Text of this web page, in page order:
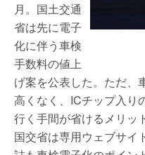
月。国土交通
省は先に電子
化に伴う車検
手数料の値上
げ案を公表した。ただ、
高くなく、ICチップ入り
行く手間が省けるメリッ
国交省は専用ウェブサイ